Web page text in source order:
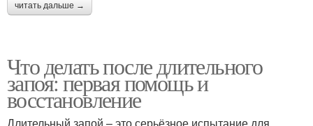
читать дальше →
Что делать после длительного
запоя: первая помощь и
восстановление